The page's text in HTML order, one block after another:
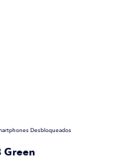
Desbloqueados
Green